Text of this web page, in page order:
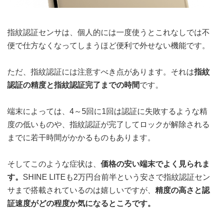
指紋認証センサは、個人的には一度使うとこれなしでは不
便で仕方なくなってしまうほど便利で外せない機能です。
ただ、指紋認証には注意すべき点があります。それは指紋
認証の精度と指紋認証完了までの時間です。
端末によっては、4～5回に1回は認証に失敗するような精
度の低いものや、指紋認証が完了してロックが解除される
までに若干時間がかかるものもあります。
そしてこのような症状は、 価格の安い端末でよく見られま
す。 SHINE LITEも2万円台前半という安さで指紋認証セン
サまで搭載されているのは嬉しいですが、 精度の高さと認
証速度がどの程度か気になるところです。